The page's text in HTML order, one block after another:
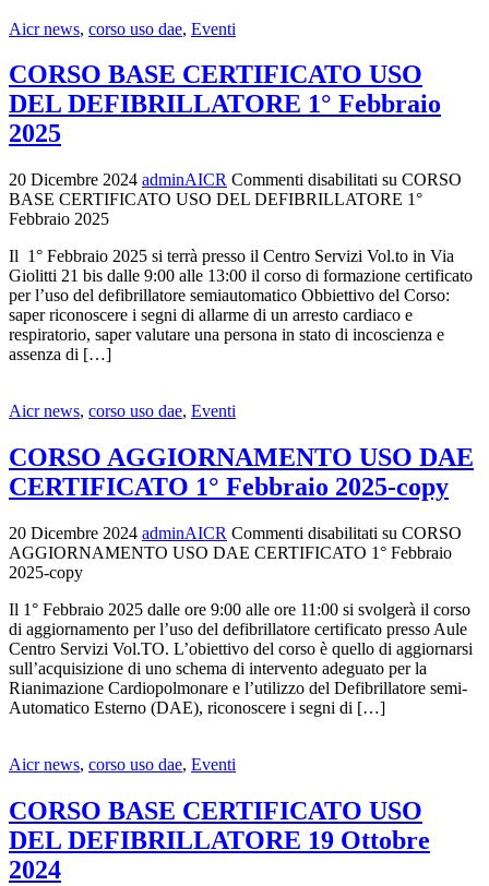
Aicr news, corso uso dae, Eventi
CORSO BASE CERTIFICATO USO
DEL DEFIBRILLATORE 1° Febbraio
2025
20 Dicembre 2024 adminAICR Commenti disabilitati su CORSO
BASE CERTIFICATO USO DEL DEFIBRILLATORE 1°
Febbraio 2025
Il 1° Febbraio 2025 si terrà presso il Centro Servizi Vol.to in Via
Giolitti 21 bis dalle 9:00 alle 13:00 il corso di formazione certificato
per l’uso del defibrillatore semiautomatico Obbiettivo del Corso:
saper riconoscere i segni di allarme di un arresto cardiaco e
respiratorio, saper valutare una persona in stato di incoscienza e
assenza di […]
Aicr news, corso uso dae, Eventi
CORSO AGGIORNAMENTO USO DAE
CERTIFICATO 1° Febbraio 2025-copy
20 Dicembre 2024 adminAICR Commenti disabilitati su CORSO
AGGIORNAMENTO USO DAE CERTIFICATO 1° Febbraio
2025-copy
Il 1° Febbraio 2025 dalle ore 9:00 alle ore 11:00 si svolgerà il corso
di aggiornamento per l’uso del defibrillatore certificato presso Aule
Centro Servizi Vol.TO. L’obiettivo del corso è quello di aggiornarsi
sull’acquisizione di uno schema di intervento adeguato per la
Rianimazione Cardiopolmonare e l’utilizzo del Defibrillatore semi-
Automatico Esterno (DAE), riconoscere i segni di […]
Aicr news, corso uso dae, Eventi
CORSO BASE CERTIFICATO USO
DEL DEFIBRILLATORE 19 Ottobre
2024